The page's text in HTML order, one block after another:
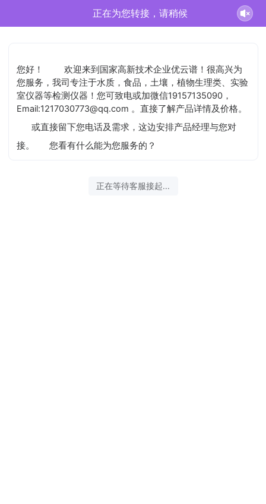
戴灜正在为您服务
您好！
欢迎来到国家高新技术企业优云谱！很高兴为
您服务，我司专注于水质，食品，土壤，植物生理类、实验
室仪器等检测仪器！您可致电或加微信19157135090，
Email:1217030773@qq.com 。直接了解产品详情及价格。
或直接留下您电话及需求，这边安排产品经理与您对
接。
您看有什么能为您服务的？
2026-08-07 04:58:51 开始沟通